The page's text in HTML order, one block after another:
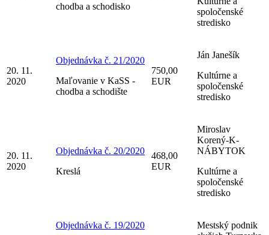
chodba a schodisko
spoločenské
stredisko
20. 11.
2020
Objednávka č. 21/2020
Maľovanie v KaSS -
chodba a schodište
750,00
EUR
Ján Janešík
Kultúrne a
spoločenské
stredisko
20. 11.
2020
Objednávka č. 20/2020
Kreslá
468,00
EUR
Miroslav
Korený-K-
NÁBYTOK
Kultúrne a
spoločenské
stredisko
Objednávka č. 19/2020
Mestský podnik